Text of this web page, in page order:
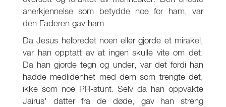
anerkjennelse som betydde noe for ham, var
den Faderen gav ham.
Da Jesus helbredet noen eller gjorde et mirakel,
var han opptatt av at ingen skulle vite om det.
Da han gjorde tegn og under, var det fordi han
hadde medlidenhet med dem som trengte det,
ikke som noe PR-stunt. Selv da han oppvakte
Jairus' datter fra de døde, gav han streng